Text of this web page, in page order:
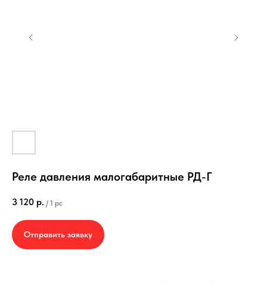
Реле давления малогабаритные РД-Г
3 120 р. / 1 pc
Отправить заявку